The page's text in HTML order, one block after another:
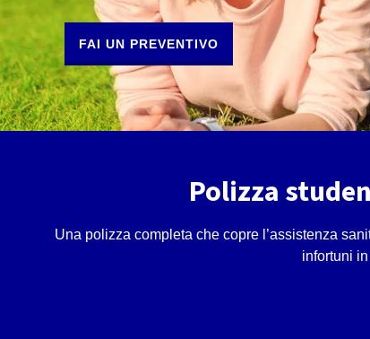
FAI UN PREVENTIVO
Polizza
Una polizza completa che copre l’assistenza
infortuni